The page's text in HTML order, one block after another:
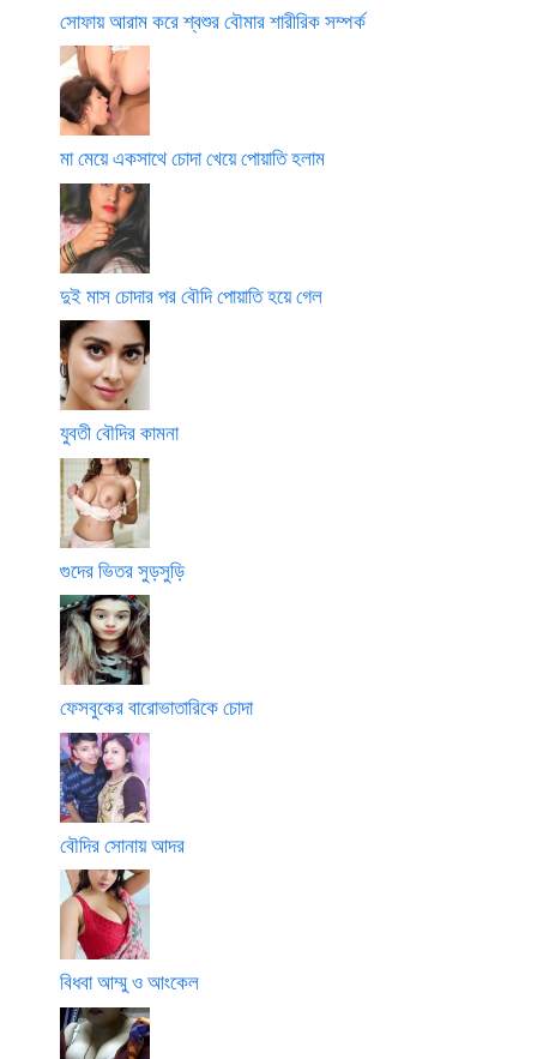
সোফায় আরাম করে শ্বশুর বৌমার শারীরিক সম্পর্ক
মা মেয়ে একসাথে চোদা খেয়ে পোয়াতি হলাম
দুই মাস চোদার পর বৌদি পোয়াতি হয়ে গেল
যুবতী বৌদির কামনা
গুদের ভিতর সুড়সুড়ি
ফেসবুকের বারোভাতারিকে চোদা
বৌদির সোনায় আদর
বিধবা আম্মু ও আংকেল